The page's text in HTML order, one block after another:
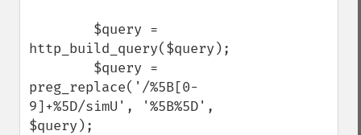
http_build_query($query);
preg_replace('/%5B[0-
9]+%5D/simU', '%5B%5D',
$query);